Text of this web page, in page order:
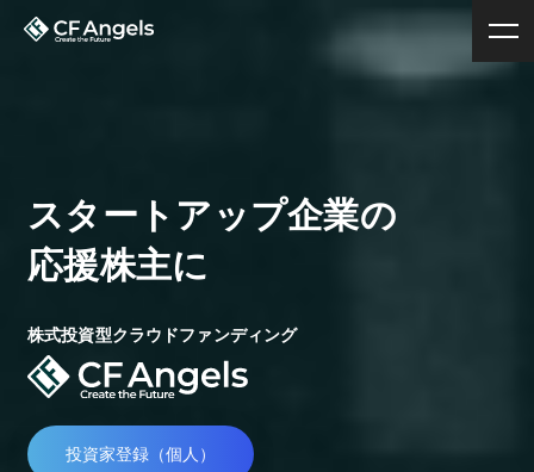
スタートアップ企業の
応援株主に
株式投資型クラウドファンディング
投資家登録（個人）